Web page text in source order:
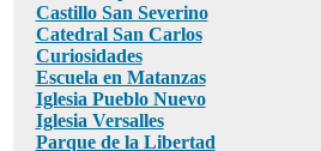
Castillo San Severino
Catedral San Carlos
Curiosidades
Escuela en Matanzas
Iglesia Pueblo Nuevo
Iglesia Versalles
Parque de la Libertad